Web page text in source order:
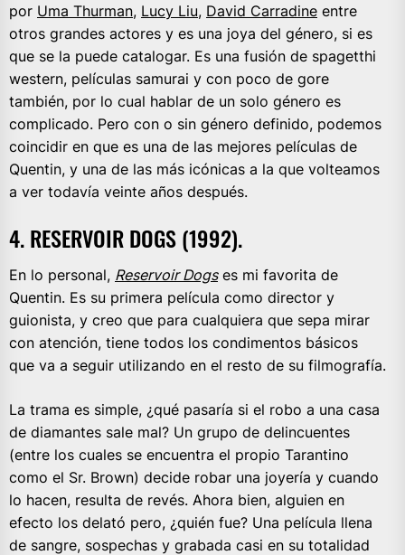
por Uma Thurman, Lucy Liu, David Carradine entre
otros grandes actores y es una joya del género, si es
que se la puede catalogar. Es una fusión de spagetthi
western, películas samurai y con poco de gore
también, por lo cual hablar de un solo género es
complicado. Pero con o sin género definido, podemos
coincidir en que es una de las mejores películas de
Quentin, y una de las más icónicas a la que volteamos
a ver todavía veinte años después.
4. RESERVOIR DOGS (1992).
En lo personal, Reservoir Dogses mi favorita de
Quentin. Es su primera película como director y
guionista, y creo que para cualquiera que sepa mirar
con atención, tiene todos los condimentos básicos
que va a seguir utilizando en el resto de su filmografía.
La trama es simple, ¿qué pasaría si el robo a una casa
de diamantes sale mal? Un grupo de delincuentes
(entre los cuales se encuentra el propio Tarantino
como el Sr. Brown) decide robar una joyería y cuando
lo hacen, resulta de revés. Ahora bien, alguien en
efecto los delató pero, ¿quién fue? Una película llena
de sangre, sospechas y grabada casi en su totalidad